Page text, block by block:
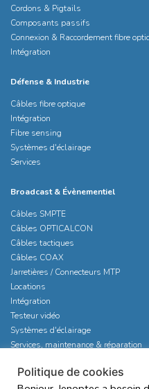
Cordons & Pigtails
Composants passifs
Connexion & Raccordement fibre
Intégration
Défense & Industrie
Câbles fibre optique
Intégration
Fibre sensing
Systèmes d'éclairage
Services
Broadcast & Évènementiel
Câbles SMPTE
Câbles OPTICALCON
Câbles tactiques
Câbles COAX
Jarretières / Connecteurs MTP
Locations
Intégration
Testeur vidéo
Systèmes d'éclairage
Services, maintenance & réparation
Politique de cookies